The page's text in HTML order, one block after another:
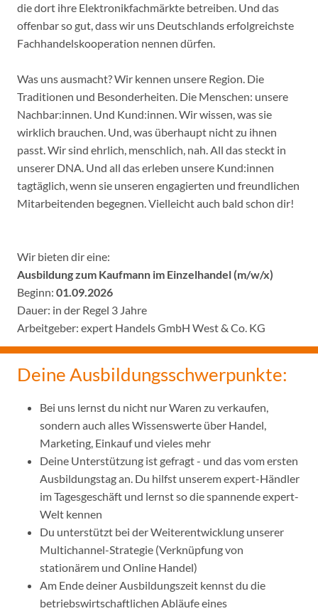
die dort ihre Elektronikfachmärkte betreiben. Und das
offenbar so gut, dass wir uns Deutschlands erfolgreichste
Fachhandelskooperation nennen dürfen.
Was uns ausmacht? Wir kennen unsere Region. Die
Traditionen und Besonderheiten. Die Menschen: unsere
Nachbar:innen. Und Kund:innen. Wir wissen, was sie
wirklich brauchen. Und, was überhaupt nicht zu ihnen
passt. Wir sind ehrlich, menschlich, nah. All das steckt in
unserer DNA. Und all das erleben unsere Kund:innen
tagtäglich, wenn sie unseren engagierten und freundlichen
Mitarbeitenden begegnen. Vielleicht auch bald schon dir!
Wir bieten dir eine:
Ausbildung zum Kaufmann im Einzelhandel (m/w/x)
Beginn: 01.09.2026
Dauer: in der Regel 3 Jahre
Arbeitgeber: expert Handels GmbH West & Co. KG
Deine Ausbildungsschwerpunkte:
Bei uns lernst du nicht nur Waren zu verkaufen,
sondern auch alles Wissenswerte über Handel,
Marketing, Einkauf und vieles mehr
Deine Unterstützung ist gefragt - und das vom ersten
Ausbildungstag an. Du hilfst unserem expert-Händler
im Tagesgeschäft und lernst so die spannende expert-
Welt kennen
Du unterstützt bei der Weiterentwicklung unserer
Multichannel-Strategie (Verknüpfung von
stationärem und Online Handel)
Am Ende deiner Ausbildungszeit kennst du die
betriebswirtschaftlichen Abläufe eines